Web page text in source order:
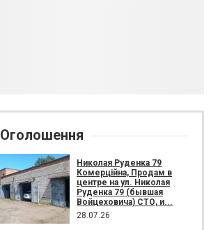
Оголошення
Николая Руденка 79
Комерційна, Продам в
центре на ул. Николая
Руденка 79 (бывшая
Войцеховича) СТО, и...
28.07.26